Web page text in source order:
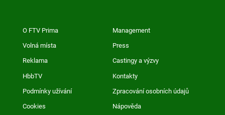
O FTV Prima Management
Volná místa Press
Reklama Castingy a výzvy
HbbTV Kontakty
Podmínky užívání Zpracování osobních údajů
Cookies Nápověda